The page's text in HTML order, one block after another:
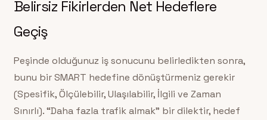
Belirsiz Fikirlerden Net Hedeflere
Geçiş
Peşinde olduğunuz iş sonucunu belirledikten sonra,
bunu bir SMART hedefine dönüştürmeniz gerekir
(Spesifik, Ölçülebilir, Ulaşılabilir, İlgili ve Zaman
Sınırlı). “Daha fazla trafik almak” bir dilektir, hedef